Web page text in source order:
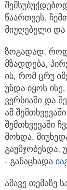
წაართვეს.
მიუღებელი
ზოგადად,
მზადდება,
ის, რომ ცრუ
უნდა იყოს
ვერსიაში და
ამ
შემთხვევაში
მოხდა.
გაუმჯობესდა,
- განაცხადა
ამავე თემაზე